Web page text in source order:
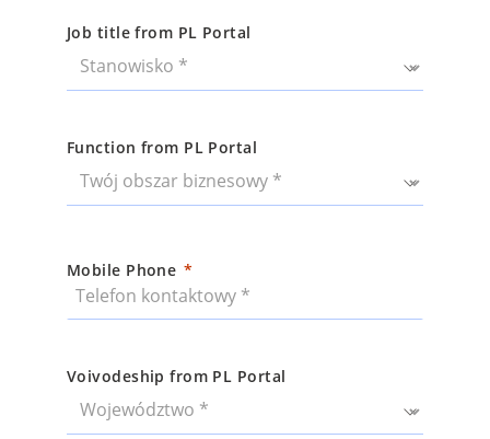
Job title from PL Portal
Function from PL Portal
Mobile Phone
Voivodeship from PL Portal